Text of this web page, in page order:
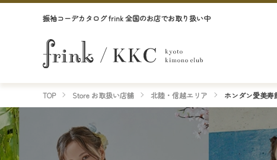
振袖コーデカタログ frink 全国のお店でお取り扱い中
TOP Store お取扱い店舗 北陸・信越エリア ホンダン愛美寿